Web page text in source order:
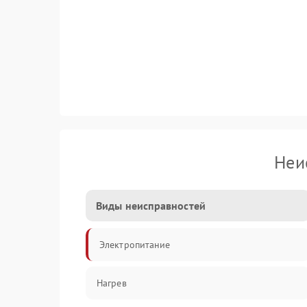
Виды неисправностей
Электропитание
Нагрев